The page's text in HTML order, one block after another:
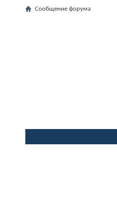
Сообщение форума